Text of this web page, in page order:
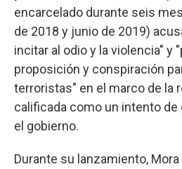
encarcelado durante seis
de 2018 y junio de 2019)
incitar al odio y la violencia" y
proposición y conspiración
terroristas" en el marco de la
calificada como un intento de
el gobierno.
Durante su lanzamiento,